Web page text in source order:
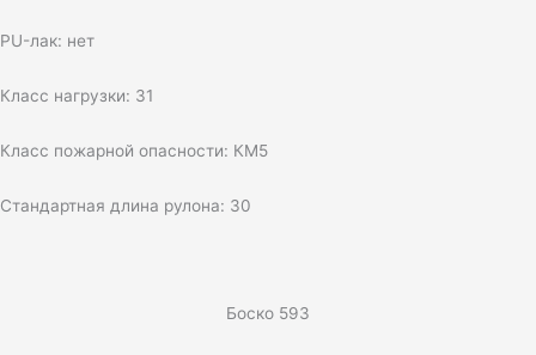
PU-лак: нет
Класс нагрузки: 31
Класс пожарной опасности: КМ5
Стандартная длина рулона: 30
Боско 593